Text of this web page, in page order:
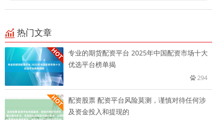
热门文章
专业的期货配资平台 2025年中国配资市场十大
优选平台榜单揭
294
配资股票 配资平台风险莫测，谨慎对待任何涉
及资金投入和提现的